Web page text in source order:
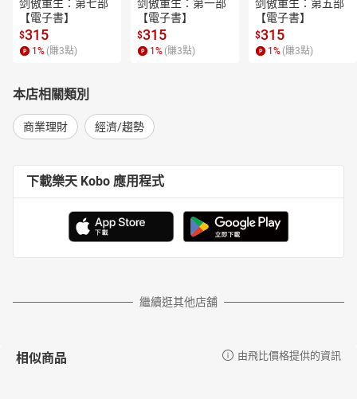
剑傲重生：第七部
【電子書】
$315
1 % (賺3點)
剑傲重生：第一部
【電子書】
$315
1 % (賺3點)
剑傲重生：第五部
【電子書】
$315
1 % (賺3點)
本店相關類別
商業理財 經濟/趨勢
下載樂天 Kobo 應用程式
繼續逛其他店舖
相似商品 由飛比價格提供的資訊